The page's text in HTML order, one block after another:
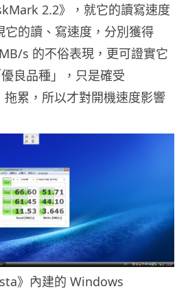
2.2》，就它的讀寫速度
它的讀、寫速度，分別獲得
s 的不俗表現，更可證實它
良品種」，只是確受
拖累，所以才對開機速度影響
》內建的 Windows